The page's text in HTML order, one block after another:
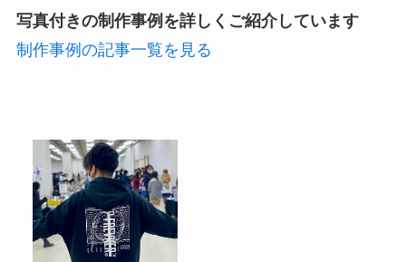
写真付きの制作事例を詳しくご紹介しています
制作事例の記事一覧を見る